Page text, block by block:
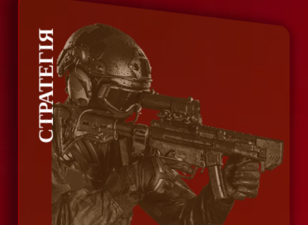
СТРАТЕГІЯ